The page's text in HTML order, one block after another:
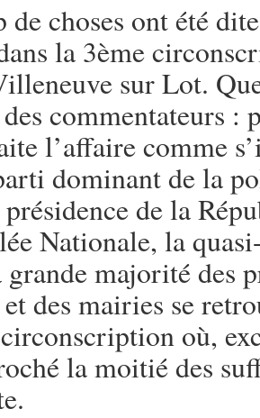
de choses ont été
la 3ème
sur Lot.
commentateurs :
l’affaire comme
dominant de la
de la
Nationale, la
majorité des
des mairies se
où,
la moitié des